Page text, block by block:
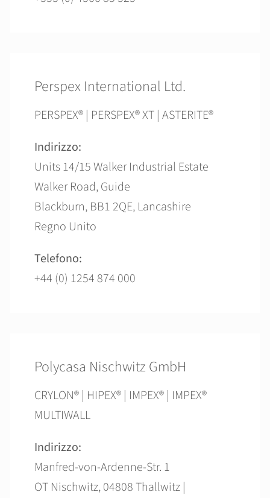
Perspex International Ltd.
PERSPEX® | PERSPEX® XT | ASTERITE®
Indirizzo:
Units 14/15 Walker Industrial Estate
Walker Road, Guide
Blackburn, BB1 2QE, Lancashire
Regno Unito
Telefono:
+44 (0) 1254 874 000
Polycasa Nischwitz GmbH
CRYLON® | HIPEX® | IMPEX® | IMPEX®
MULTIWALL
Indirizzo:
Manfred-von-Ardenne-Str. 1
OT Nischwitz, 04808 Thallwitz |